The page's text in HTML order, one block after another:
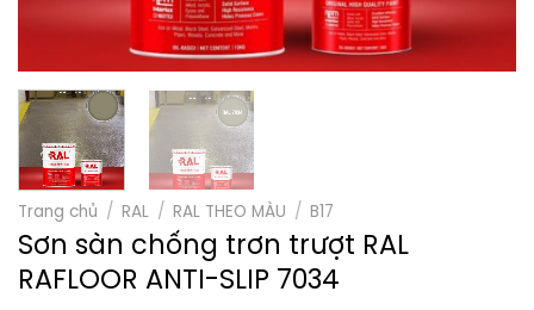
Trang chủ / RAL / RAL THEO MÀU / B17
Sơn sàn chống trơn trượt RAL
RAFLOOR ANTI-SLIP 7034